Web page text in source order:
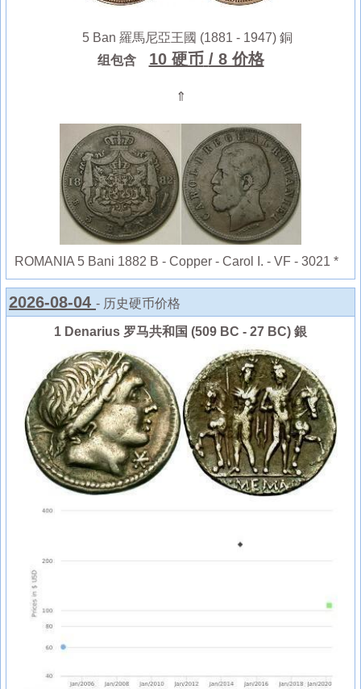
5 Ban 羅馬尼亞王國 (1881 - 1947) 銅
组包含
10 硬币 / 8 价格
⇑
ROMANIA 5 Bani 1882 B - Copper - Carol I. - VF - 3021 *
2026-08-04 - 历史硬币价格
1 Denarius 罗马共和国 (509 BC - 27 BC) 銀